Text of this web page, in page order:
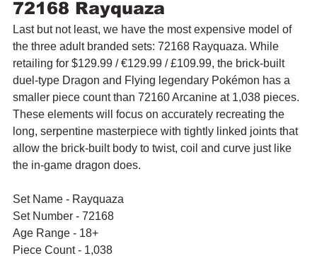
72168 Rayquaza
Last but not least, we have the most expensive model of
the three adult branded sets: 72168 Rayquaza. While
retailing for $129.99 / €129.99 / £109.99, the brick-built
duel-type Dragon and Flying legendary Pokémon has a
smaller piece count than 72160 Arcanine at 1,038 pieces.
These elements will focus on accurately recreating the
long, serpentine masterpiece with tightly linked joints that
allow the brick-built body to twist, coil and curve just like
the in-game dragon does.
Set Name - Rayquaza
Set Number - 72168
Age Range - 18+
Piece Count - 1,038